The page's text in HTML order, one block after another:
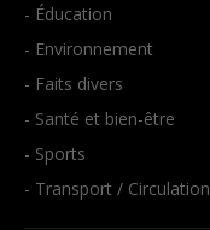
- Éducation
- Environnement
- Faits divers
- Santé et bien-être
- Sports
- Transport / Circulation